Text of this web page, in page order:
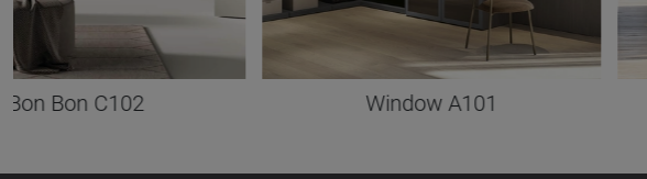
Bon Bon C102 Window A101